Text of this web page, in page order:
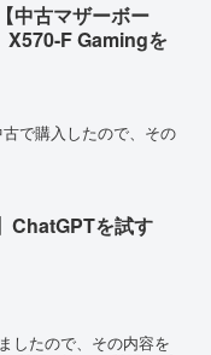
中古マザーボー
X570-F Gamingを
で購入したので、その
ChatGPTを試す
したので、その内容を